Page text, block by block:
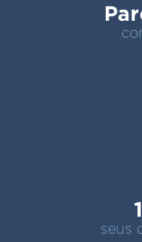
seus